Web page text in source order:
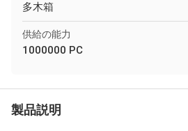
多木箱
供給の能力
1000000 PC
製品説明